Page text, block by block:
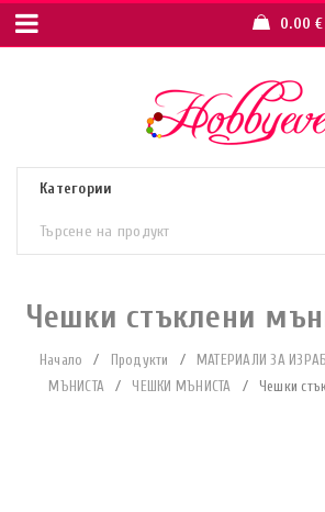
0.00€
Чешки стъклени
Начало / Продукти / МАТЕРИАЛИ ЗА
МЪНИСТА
/ ЧЕШКИ МЪНИСТА / Чешки